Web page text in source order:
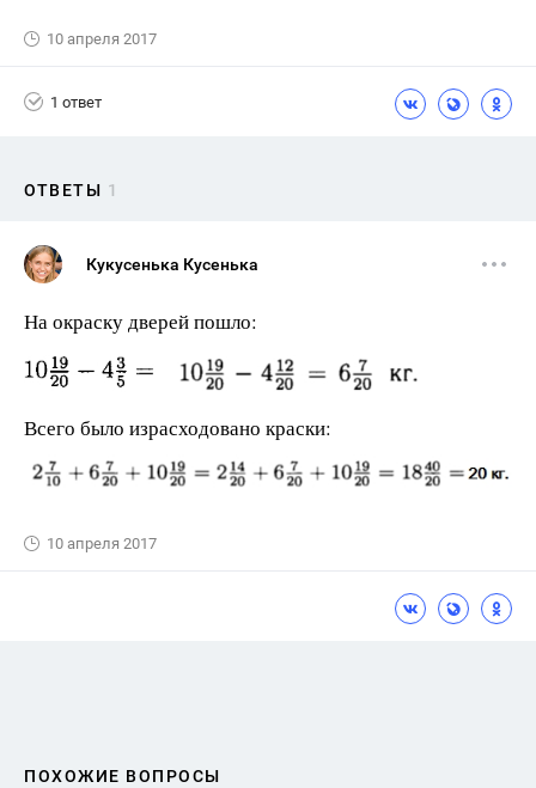
10 апреля 2017
1 ответ
ОТВЕТЫ 1
Кукусенька Кусенька
На окраску дверей пошло:
Всего было израсходовано краски:
10 апреля 2017
ПОХОЖИЕ ВОПРОСЫ